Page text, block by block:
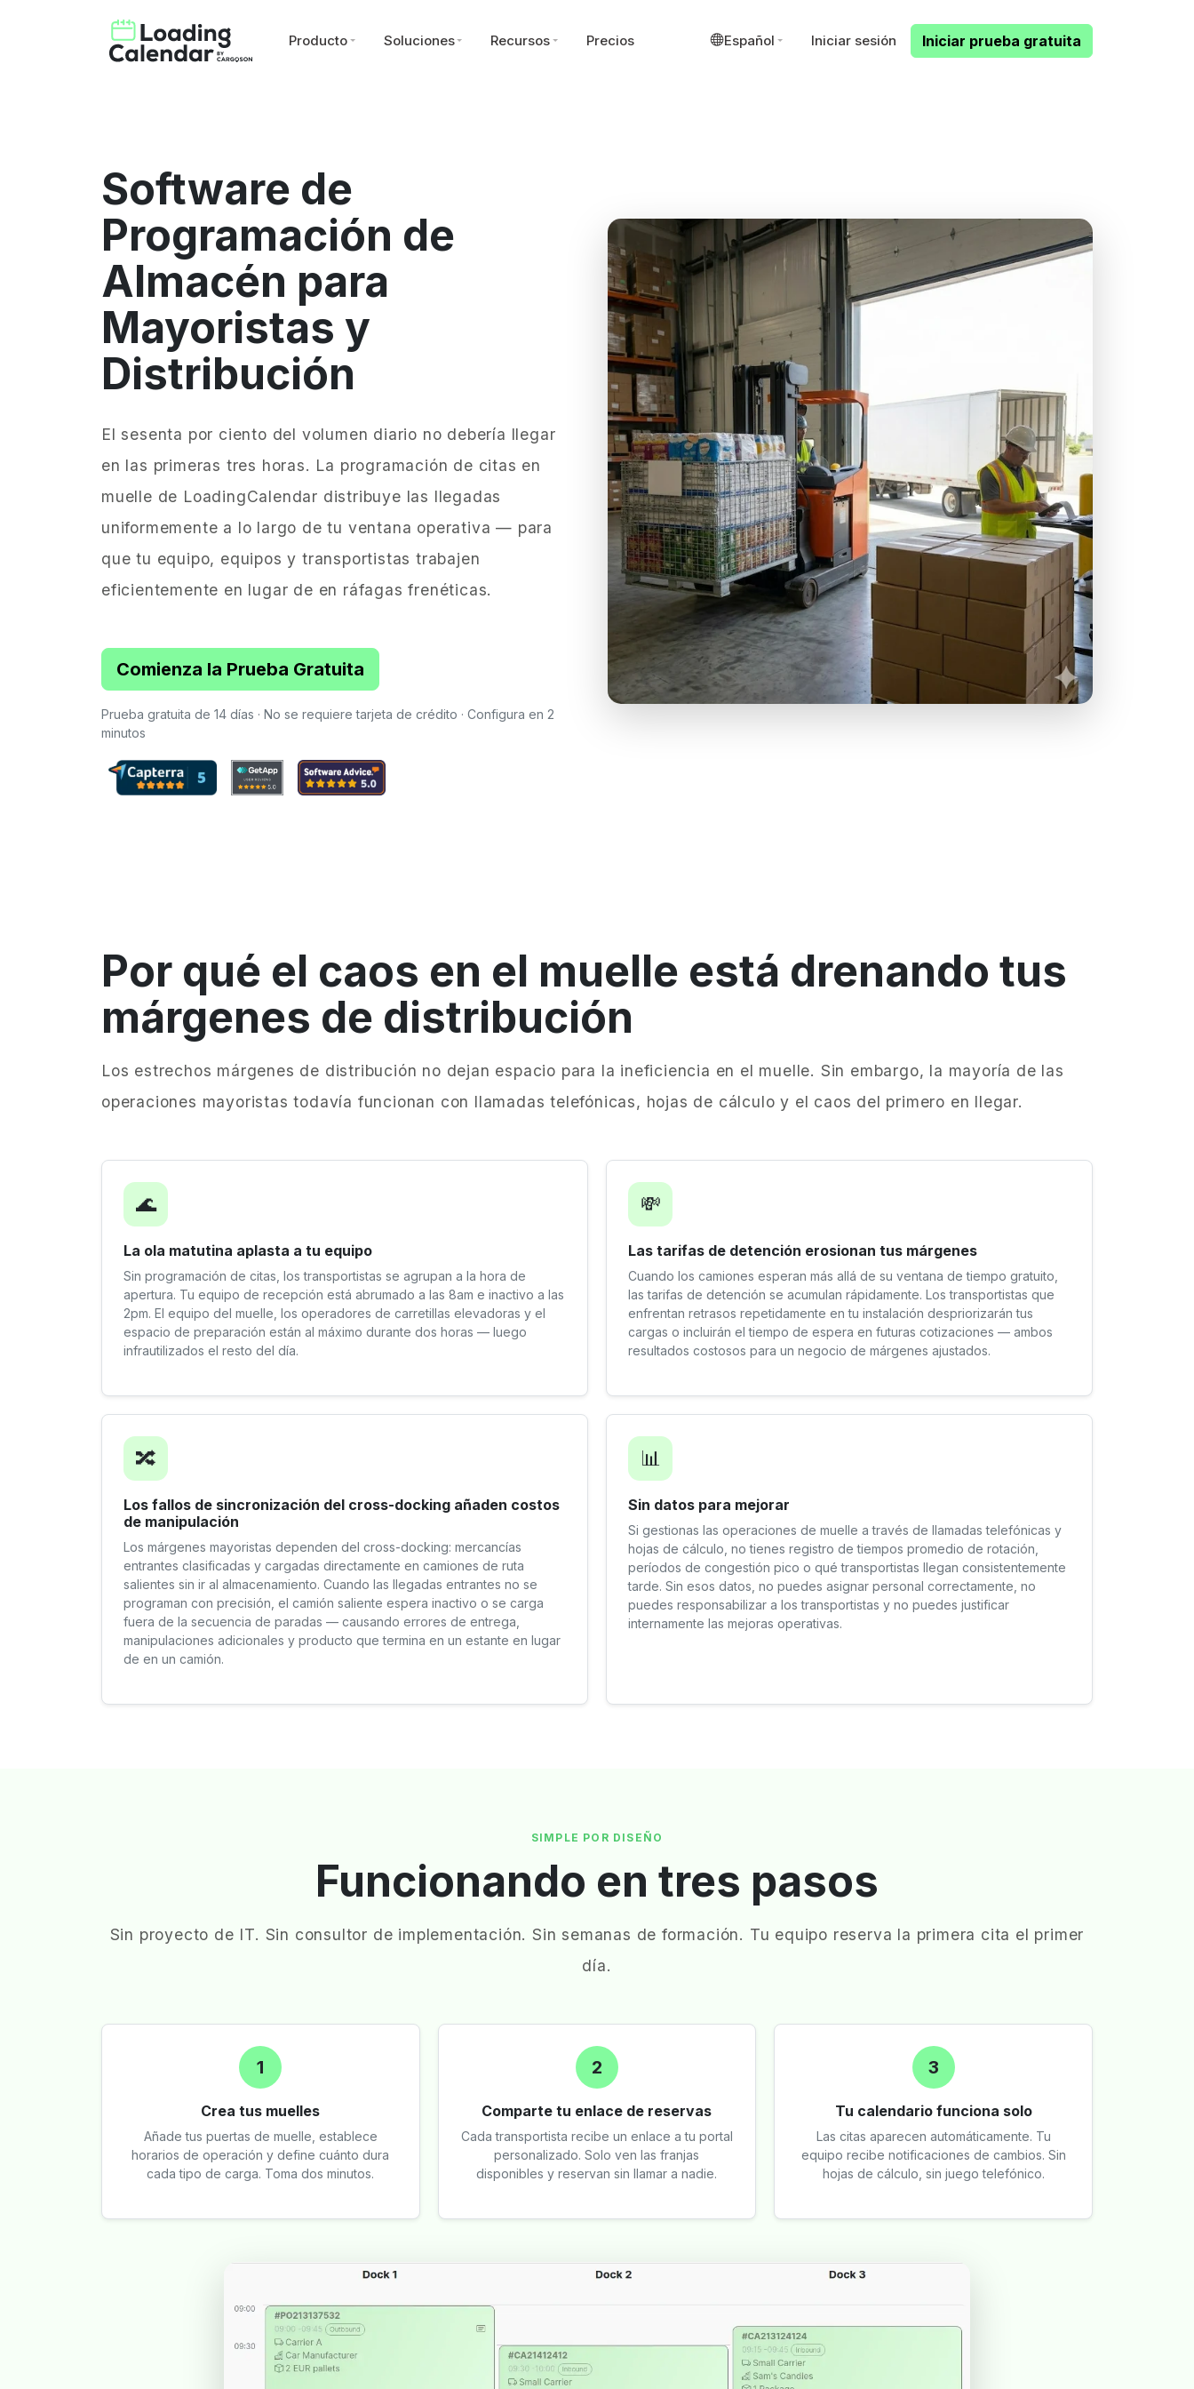
Producto Soluciones Recursos Precios Español Iniciar sesión Iniciar prueba gratuita
Software de
Programación de
Almacén para
Mayoristas y
Distribución
El sesenta por ciento del volumen diario no debería llegar
en las primeras tres horas. La programación de citas en
muelle de LoadingCalendar distribuye las llegadas
uniformemente a lo largo de tu ventana operativa — para
que tu equipo, equipos y transportistas trabajen
eficientemente en lugar de en ráfagas frenéticas.
Comienza la Prueba Gratuita
Prueba gratuita de 14 días · No se requiere tarjeta de crédito · Configura en 2
minutos
Por qué el caos en el muelle está drenando tus
márgenes de distribución
Los estrechos márgenes de distribución no dejan espacio para la ineficiencia en el muelle. Sin embargo, la mayoría de las
operaciones mayoristas todavía funcionan con llamadas telefónicas, hojas de cálculo y el caos del primero en llegar.
🌊
La ola matutina aplasta a tu equipo
Sin programación de citas, los transportistas se agrupan a la hora de
apertura. Tu equipo de recepción está abrumado a las 8am e inactivo a las
2pm. El equipo del muelle, los operadores de carretillas elevadoras y el
espacio de preparación están al máximo durante dos horas — luego
infrautilizados el resto del día.
💸
Las tarifas de detención erosionan tus márgenes
Cuando los camiones esperan más allá de su ventana de tiempo gratuito,
las tarifas de detención se acumulan rápidamente. Los transportistas que
enfrentan retrasos repetidamente en tu instalación despriorizarán tus
cargas o incluirán el tiempo de espera en futuras cotizaciones — ambos
resultados costosos para un negocio de márgenes ajustados.
🔀
Los fallos de sincronización del cross-docking añaden costos
de manipulación
Los márgenes mayoristas dependen del cross-docking: mercancías
entrantes clasificadas y cargadas directamente en camiones de ruta
salientes sin ir al almacenamiento. Cuando las llegadas entrantes no se
programan con precisión, el camión saliente espera inactivo o se carga
fuera de la secuencia de paradas — causando errores de entrega,
manipulaciones adicionales y producto que termina en un estante en lugar
de en un camión.
📊
Sin datos para mejorar
Si gestionas las operaciones de muelle a través de llamadas telefónicas y
hojas de cálculo, no tienes registro de tiempos promedio de rotación,
períodos de congestión pico o qué transportistas llegan consistentemente
tarde. Sin esos datos, no puedes asignar personal correctamente, no
puedes responsabilizar a los transportistas y no puedes justificar
internamente las mejoras operativas.
SIMPLE POR DISEÑO
Funcionando en tres pasos
Sin proyecto de IT. Sin consultor de implementación. Sin semanas de formación. Tu equipo reserva la primera cita el primer
día.
1
Crea tus muelles
Añade tus puertas de muelle, establece
horarios de operación y define cuánto dura
cada tipo de carga. Toma dos minutos.
2
Comparte tu enlace de reservas
Cada transportista recibe un enlace a tu portal
personalizado. Solo ven las franjas
disponibles y reservan sin llamar a nadie.
3
Tu calendario funciona solo
Las citas aparecen automáticamente. Tu
equipo recibe notificaciones de cambios. Sin
hojas de cálculo, sin juego telefónico.